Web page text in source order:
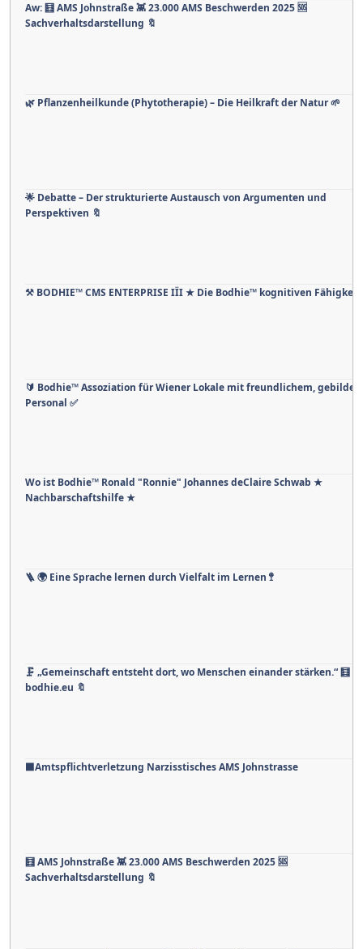
Aw: 🧮 AMS Johnstraße 👾 23.000 AMS Beschwerden 2025 🆘
Sachverhaltsdarstellung 🔖
🌿 Pflanzenheilkunde (Phytotherapie) – Die Heilkraft der Natur 🌱
🌟 Debatte – Der strukturierte Austausch von Argumenten und
Perspektiven 🔖
⚒ BODHIE™ CMS ENTERPRISE IÏI ★ Die Bodhie™ kognitiven
🔰 Bodhie™ Assoziation für Wiener Lokale mit freundlichem,
Personal ✅
Wo ist Bodhie™ Ronald "Ronnie" Johannes deClaire Schwab ★
Nachbarschaftshilfe ★
🪜 🌍 Eine Sprache lernen durch Vielfalt im Lernen 🚏
🗜 „Gemeinschaft entsteht dort, wo Menschen einander stärken.“ 🧮
bodhie.eu 🔖
⬛️Amtspflichtverletzung Narzisstisches AMS Johnstrasse
🧮 AMS Johnstraße 👾 23.000 AMS Beschwerden 2025 🆘
Sachverhaltsdarstellung 🔖